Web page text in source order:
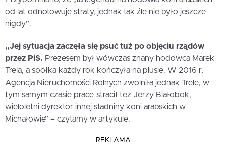
od lat odnotowuje straty, jednak tak źle nie było jeszcze
nigdy”.
„Jej sytuacja zaczęła się psuć tuż po objęciu rządów
przez PiS. Prezesem był wówczas znany hodowca Marek
Trela, a spółka każdy rok kończyła na plusie. W 2016 r.
Agencja Nieruchomości Rolnych zwolniła jednak Trelę, w
tym samym czasie pracę stracił też Jerzy Białobok,
wieloletni dyrektor innej stadniny koni arabskich w
Michałowie” – czytamy w artykule.
REKLAMA